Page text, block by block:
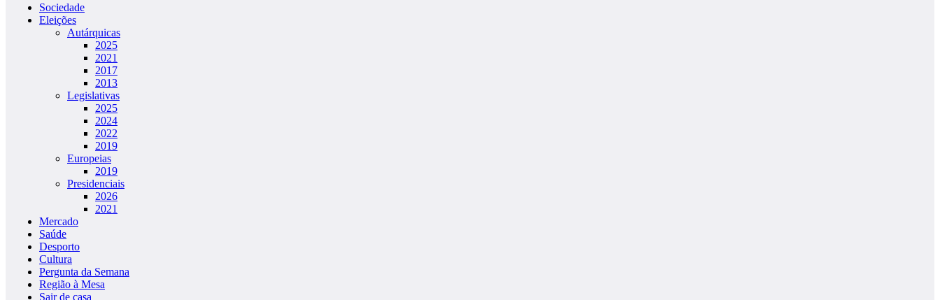
Sociedade
Eleições
Autárquicas
2025
2021
2017
2013
Legislativas
2025
2024
2022
2019
Europeias
2019
Presidenciais
2026
2021
Mercado
Saúde
Desporto
Cultura
Pergunta da Semana
Região à Mesa
Sair de casa